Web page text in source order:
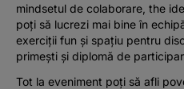
mindsetul de colaborare, the
poți să lucrezi mai bine în
exerciții fun și spațiu pentru
primești și diplomă de
Tot la eveniment poți să afli